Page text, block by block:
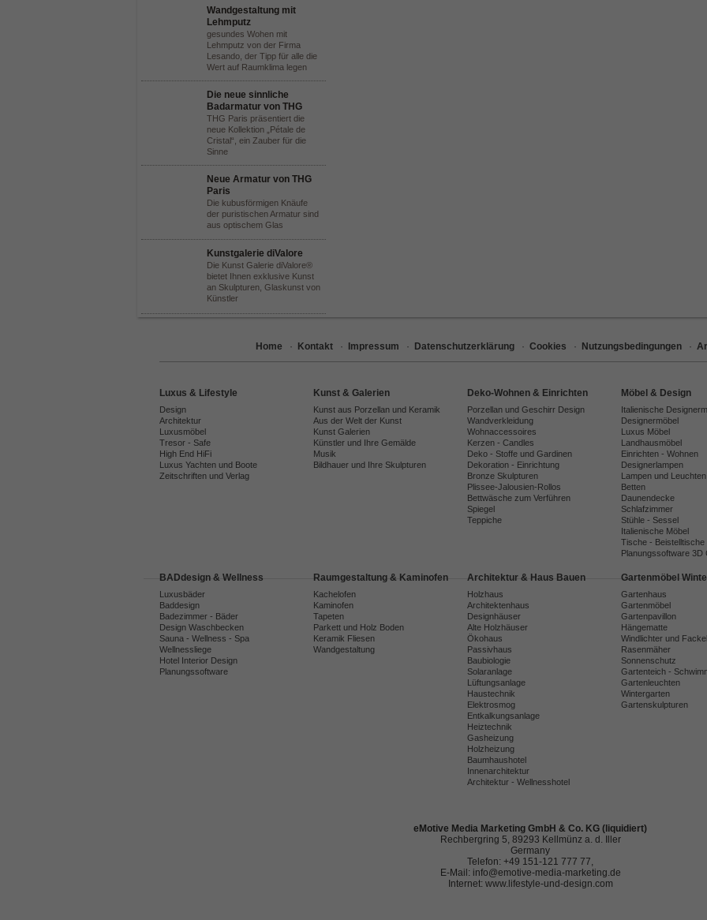
Wandgestaltung mit
Lehmputz
gesundes Wohen mit
Lehmputz von der Firma
Lesando, der Tipp für alle die
Wert auf Raumklima legen
Die neue sinnliche
Badarmatur von THG
THG Paris präsentiert die
neue Kollektion „Pétale de
Cristal“, ein Zauber für die
Sinne
Neue Armatur von THG
Paris
Die kubusförmigen Knäufe
der puristischen Armatur sind
aus optischem Glas
Kunstgalerie diValore
Die Kunst Galerie diValore®
bietet Ihnen exklusive Kunst
an Skulpturen, Glaskunst von
Künstler
Home · Kontakt · Impressum · Datenschutzerklärung · Cookies · Nutzungsbedingungen ·
Luxus & Lifestyle
Design
Architektur
Luxusmöbel
Tresor - Safe
High End HiFi
Luxus Yachten und Boote
Zeitschriften und Verlag
Kunst & Galerien
Kunst aus Porzellan und Keramik
Aus der Welt der Kunst
Kunst Galerien
Künstler und Ihre Gemälde
Musik
Bildhauer und Ihre Skulpturen
Deko-Wohnen & Einrichten
Porzellan und Geschirr Design
Wandverkleidung
Wohnaccessoires
Kerzen - Candles
Deko - Stoffe und Gardinen
Dekoration - Einrichtung
Bronze Skulpturen
Plissee-Jalousien-Rollos
Bettwäsche zum Verführen
Spiegel
Teppiche
Möbel & Design
Italienische
Designermöbel
Luxus Möbel
Landhausmöbel
Einrichten - Wohnen
Designerlampen
Lampen und Leuchten
Betten
Daunendecke
Schlafzimmer
Stühle - Sessel
Italienische Möbel
Tische - Beistelltische
Planungssoftware 3D
BADdesign & Wellness
Luxusbäder
Baddesign
Badezimmer - Bäder
Design Waschbecken
Sauna - Wellness - Spa
Wellnessliege
Hotel Interior Design
Planungssoftware
Raumgestaltung & Kaminofen
Kachelofen
Kaminofen
Tapeten
Parkett und Holz Boden
Keramik Fliesen
Wandgestaltung
Architektur & Haus Bauen
Holzhaus
Architektenhaus
Designhäuser
Alte Holzhäuser
Ökohaus
Passivhaus
Baubiologie
Solaranlage
Lüftungsanlage
Haustechnik
Elektrosmog
Entkalkungsanlage
Heiztechnik
Gasheizung
Holzheizung
Baumhaushotel
Innenarchitektur
Architektur - Wellnesshotel
Gartenmöbel
Gartenhaus
Gartenmöbel
Gartenpavillon
Hängematte
Windlichter und
Rasenmäher
Sonnenschutz
Gartenteich -
Gartenleuchten
Wintergarten
Gartenskulpturen
eMotive Media Marketing GmbH & Co. KG (liquidiert)
Rechbergring 5, 89293 Kellmünz a. d. Iller
Germany
Telefon: +49 151-121 777 77,
E-Mail: info@emotive-media-marketing.de
Internet: www.lifestyle-und-design.com